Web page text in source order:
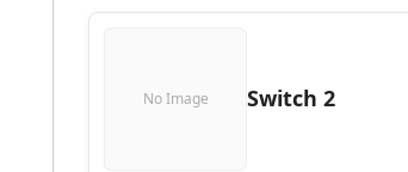
No Image Switch 2